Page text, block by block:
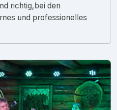
richtig,bei den
und professionelles